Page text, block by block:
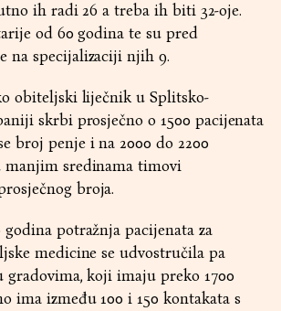
ih radi 26 a treba ih biti 32-oje.
od 60 godina te su pred
na specijalizaciji njih 9.
obiteljski liječnik u Splitsko-
skrbi prosječno o 1500 pacijenata
broj penje i na 2000 do 2200
manjim sredinama timovi
broja.
potražnja pacijenata za
medicine se udvostručila pa
gradovima, koji imaju preko 1700
ima između 100 i 150 kontakata s